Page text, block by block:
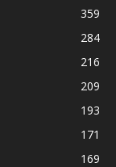
359
284
216
209
193
171
169